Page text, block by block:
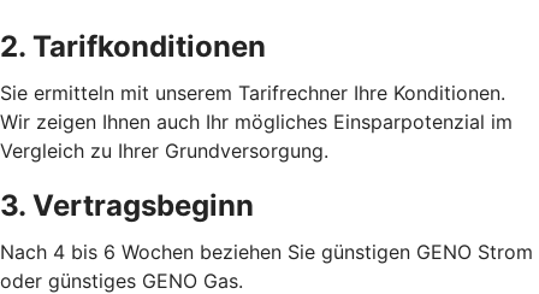
2. Tarifkonditionen
Sie ermitteln mit unserem Tarifrechner Ihre Konditionen.
Wir zeigen Ihnen auch Ihr mögliches Einsparpotenzial im
Vergleich zu Ihrer Grundversorgung.
3. Vertragsbeginn
Nach 4 bis 6 Wochen beziehen Sie günstigen GENO Strom
oder günstiges GENO Gas.